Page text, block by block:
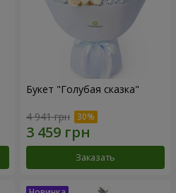
Букет "Голубая сказка"
4 941 грн
Заказать